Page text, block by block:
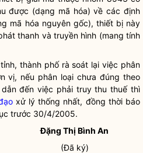
được (dạng mã hóa) về các định
mã hóa nguyên gốc), thiết bị này
thanh và truyền hình (mang tính
thành phố rà soát lại việc phân
vị, nếu phân loại chưa đúng theo
đến việc phải truy thu thuế thì
xử lý thống nhất, đồng thời báo
trước 30/4/2005.
Đặng Thị Bình An
(Đã ký)